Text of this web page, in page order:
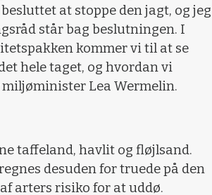
at stoppe den jagt, og jeg
står bag beslutningen. I
kommer vi til at se
hele taget, og hvordan vi
Lea Wermelin.
taffeland, havlit og fløjlsand.
desuden for truede på den
arters risiko for at uddø.